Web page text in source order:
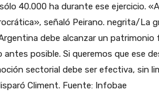
40.000 ha durante ese ejercicio.
señaló Peirano. negrita/La
debe alcanzar un patrimonio
posible. Si queremos que ese
sectorial debe ser efectiva, sin
Climent. Fuente: Infobae